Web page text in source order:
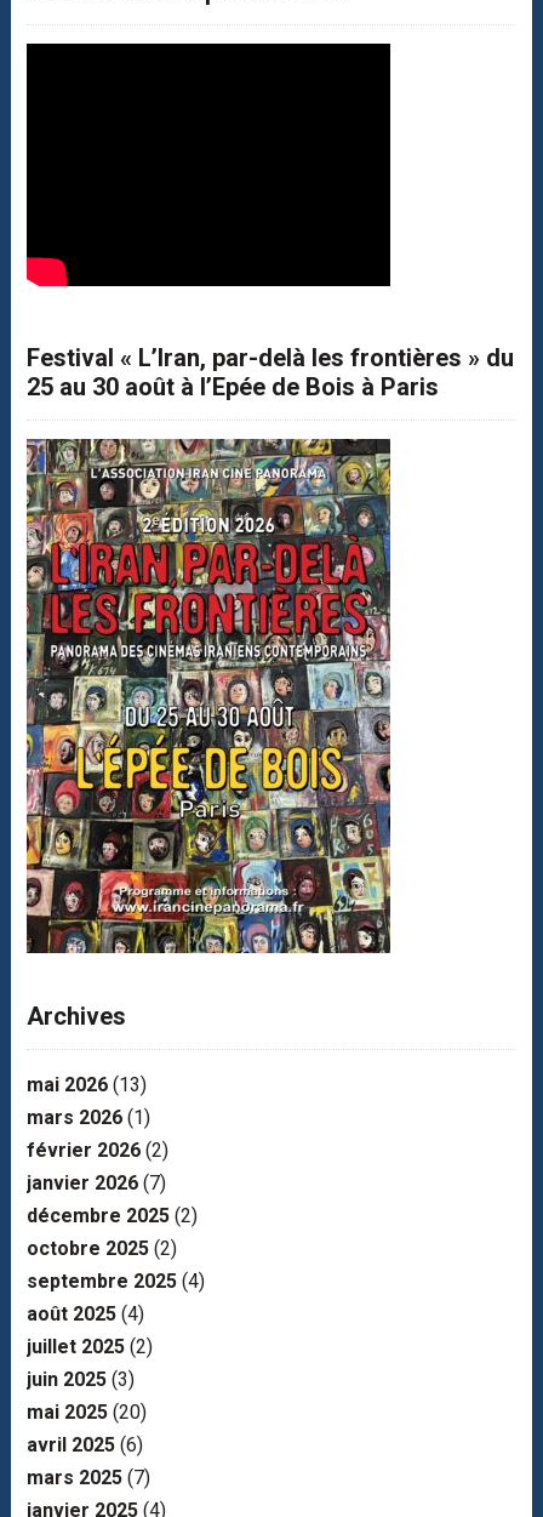
Festival « L’Iran, par-delà les frontières » du
25 au 30 août à l’Epée de Bois à Paris
Archives
mai 2026(13)
mars 2026(1)
février 2026(2)
janvier 2026(7)
décembre 2025(2)
octobre 2025(2)
septembre 2025(4)
août 2025(4)
juillet 2025(2)
juin 2025(3)
mai 2025(20)
avril 2025(6)
mars 2025(7)
janvier 2025(4)